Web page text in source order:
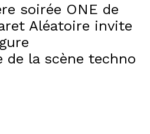
soirée ONE de
Aléatoire invite
de la scène techno